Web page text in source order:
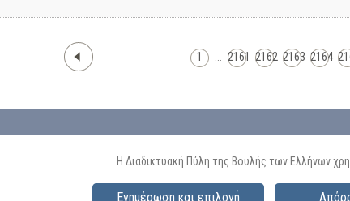
1 2161 2162 2163 2164
Η Διαδικτυακή Πύλη της Βουλής των Ελλήνων
Ενημέρωση και επιλογή